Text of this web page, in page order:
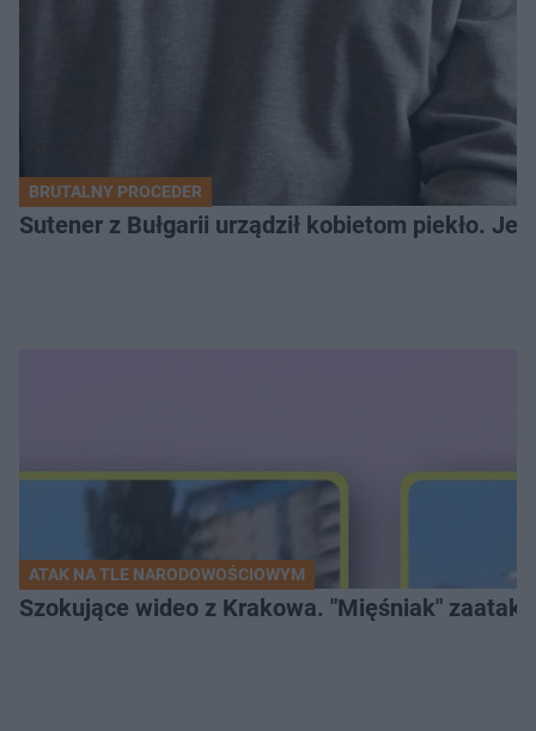
BRUTALNY PROCEDER
Sutener z Bułgarii urządził kobietom piekło.
ATAK NA TLE NARODOWOŚCIOWYM
Szokujące wideo z Krakowa. "Mięśniak"